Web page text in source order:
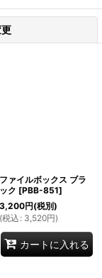
ファイルボックス ブラ
ック [PBB-851]
3,200円(税別)
(税込 : 3,520円)
カートに入れる